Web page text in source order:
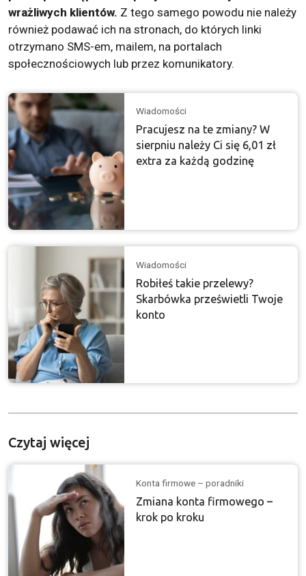
wrażliwych klientów. Z tego samego powodu nie należy
również podawać ich na stronach, do których linki
otrzymano SMS-em, mailem, na portalach
społecznościowych lub przez komunikatory.
Wiadomości
Pracujesz na te zmiany? W
sierpniu należy Ci się 6,01 zł
extra za każdą godzinę
Wiadomości
Robiłeś takie przelewy?
Skarbówka prześwietli Twoje
konto
Czytaj więcej
Konta firmowe – poradniki
Zmiana konta firmowego –
krok po kroku